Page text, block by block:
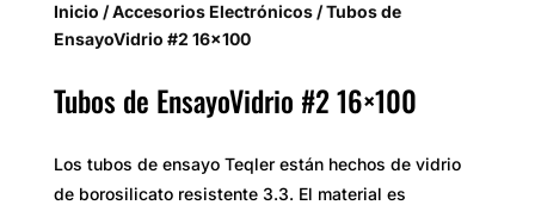
Inicio /Accesorios Electrónicos/ Tubos de
EnsayoVidrio #2 16×100
Tubos de EnsayoVidrio #2 16×100
Los tubos de ensayo Teqler están hechos de vidrio
de borosilicato resistente 3.3. El material es